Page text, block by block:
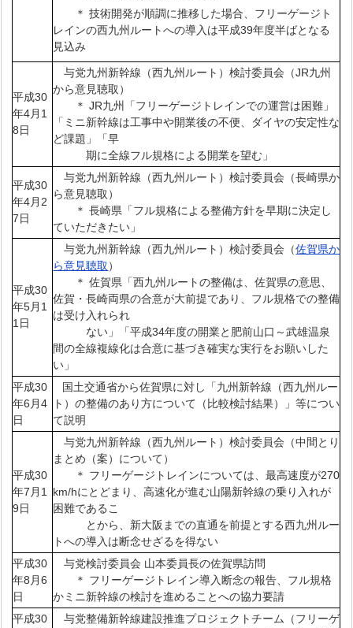
＊ 技術開発が順調に推移した場合、フリーゲージト
レインの西九州ルートへの導入は平成39年度半ばとなる
見込み
平成30
年4月1
8日
与党九州新幹線（西九州ルート）検討委員会（JR九州
から意見聴取）
＊ JR九州「フリーゲージトレインでの運営は困難」
「ミニ新幹線は工事中や開業後の不便、ダイヤの安定性な
ど課題」「早
期に全線フル規格による開業を望む」
平成30
年4月2
7日
与党九州新幹線（西九州ルート）検討委員会（長崎県か
ら意見聴取）
＊ 長崎県「フル規格による整備方針を早期に決定し
ていただきたい」
平成30
年5月1
1日
与党九州新幹線（西九州ルート）検討委員会（佐賀県か
ら意見聴取 ）
＊ 佐賀県「西九州ルートの整備は、佐賀県の意思、
佐賀・長崎両県の合意が大前提であり、フル規格での整備
は受け入れられ
ない」「平成34年度の開業と肥前山口～武雄温泉
間の全線複線化は合意に基づき確実な実行をお願いした
い」
平成30
年6月4
日
国土交通省から佐賀県に対し「九州新幹線（西九州ルー
ト）の整備のあり方について（比較検討結果）」等につい
て説明
平成30
年7月1
9日
与党九州新幹線（西九州ルート）検討委員会（中間とり
まとめ（案）について）
＊ フリーゲージトレインについては、最高速度が270
km/hにとどまり、高速化が進む山陽新幹線の乗り入れが
困難であるこ
とから、新大阪までの直通を前提とする西九州ルー
トへの導入は断念せざるを得ない
平成30
年8月6
日
与党検討委員会 山本委員長の佐賀県訪問
＊ フリーゲージトレイン導入断念の報告、フル規格
かミニ新幹線の検討を進めることへの協力要請
平成30
与党整備新幹線建設推進プロジェクトチーム（フリーゲ